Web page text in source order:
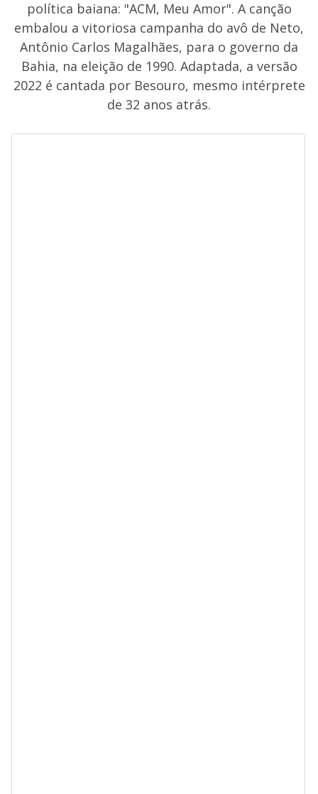
política baiana: "ACM, Meu Amor". A canção
embalou a vitoriosa campanha do avô de Neto,
Antônio Carlos Magalhães, para o governo da
Bahia, na eleição de 1990. Adaptada, a versão
2022 é cantada por Besouro, mesmo intérprete
de 32 anos atrás.